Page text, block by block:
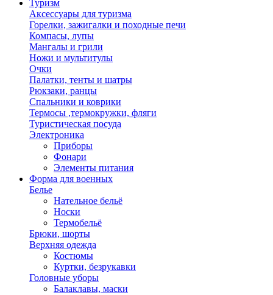
Туризм
Аксессуары для туризма
Горелки, зажигалки и походные печи
Компасы, лупы
Мангалы и грили
Ножи и мультитулы
Очки
Палатки, тенты и шатры
Рюкзаки, ранцы
Спальники и коврики
Термосы ,термокружки, фляги
Туристическая посуда
Электроника
Приборы
Фонари
Элементы питания
Форма для военных
Белье
Нательное бельё
Носки
Термобельё
Брюки, шорты
Верхняя одежда
Костюмы
Куртки, безрукавки
Головные уборы
Балаклавы, маски